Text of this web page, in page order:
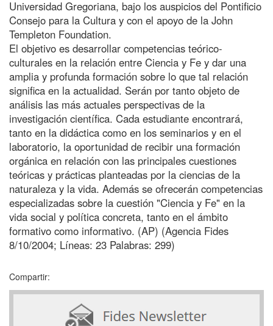
Universidad Gregoriana, bajo los auspicios del Pontificio
Consejo para la Cultura y con el apoyo de la John
Templeton Foundation.
El objetivo es desarrollar competencias teórico-
culturales en la relación entre Ciencia y Fe y dar una
amplia y profunda formación sobre lo que tal relación
significa en la actualidad. Serán por tanto objeto de
análisis las más actuales perspectivas de la
investigación científica. Cada estudiante encontrará,
tanto en la didáctica como en los seminarios y en el
laboratorio, la oportunidad de recibir una formación
orgánica en relación con las principales cuestiones
teóricas y prácticas planteadas por la ciencias de la
naturaleza y la vida. Además se ofrecerán competencias
especializadas sobre la cuestión "Ciencia y Fe" en la
vida social y política concreta, tanto en el ámbito
formativo como informativo. (AP) (Agencia Fides
8/10/2004; Líneas: 23 Palabras: 299)
Compartir: